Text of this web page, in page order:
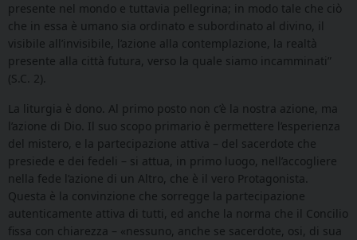
presente nel mondo e tuttavia pellegrina; in modo tale che ciò
che in essa è umano sia ordinato e subordinato al divino, il
visibile all’invisibile, l’azione alla contemplazione, la realtà
presente alla città futura, verso la quale siamo incamminati”
(S.C. 2).
La liturgia è dono. Al primo posto non c’è la nostra azione, ma
l’azione di Dio. Il suo scopo primario è permettere l’esperienza
del mistero, e la partecipazione attiva – del sacerdote che
presiede e dei fedeli – si attua, in primo luogo, nell’accogliere
nella fede l’azione di un Altro, che è il vero Protagonista.
Questa è la convinzione che sorregge la partecipazione
autenticamente attiva di tutti, ed anche la norma che il Concilio
fissa con chiarezza – «nessuno, anche se sacerdote, osi, di sua